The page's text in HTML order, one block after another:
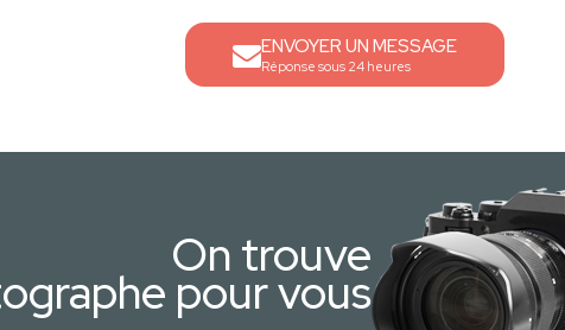
ENVOYER UN MESSAGE
Réponse sous 24 heures
On trouve
pour vous